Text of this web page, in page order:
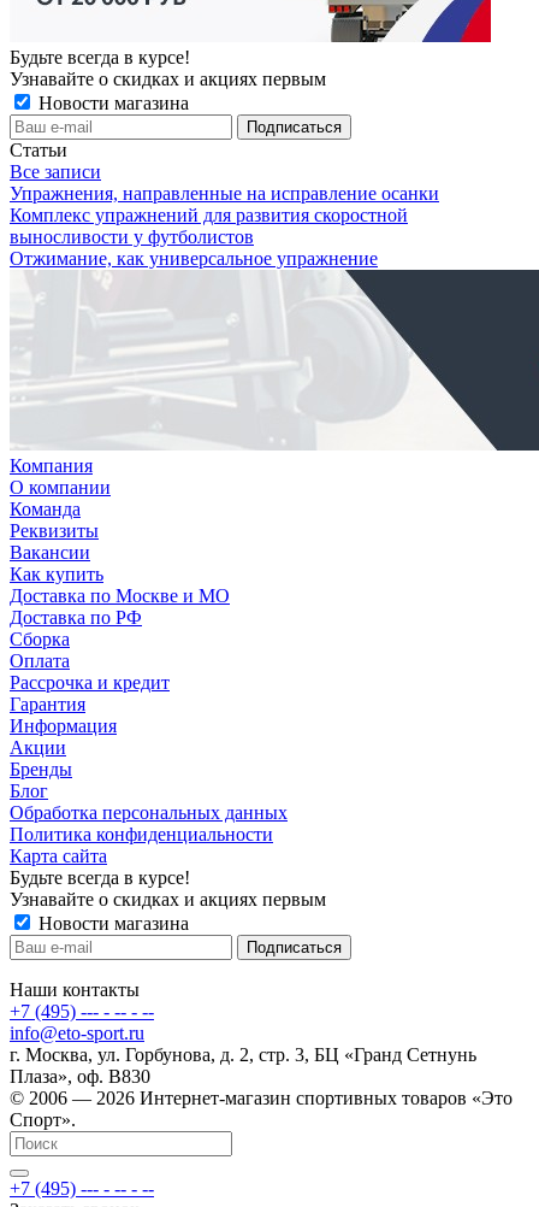
Будьте всегда в курсе!
Узнавайте о скидках и акциях первым
Новости магазина
Статьи
Все записи
Упражнения, направленные на исправление осанки
Комплекс упражнений для развития скоростной
выносливости у футболистов
Отжимание, как универсальное упражнение
Компания
О компании
Команда
Реквизиты
Вакансии
Как купить
Доставка по Москве и МО
Доставка по РФ
Сборка
Оплата
Рассрочка и кредит
Гарантия
Информация
Акции
Бренды
Блог
Обработка персональных данных
Политика конфиденциальности
Карта сайта
Будьте всегда в курсе!
Узнавайте о скидках и акциях первым
Новости магазина
Наши контакты
+7 (495) --- - -- - --
info@eto-sport.ru
г. Москва, ул. Горбунова, д. 2, стр. 3, БЦ «Гранд Сетнунь
Плаза», оф. В830
© 2006 — 2026 Интернет-магазин спортивных товаров «Это
Спорт».
+7 (495) --- - -- - --